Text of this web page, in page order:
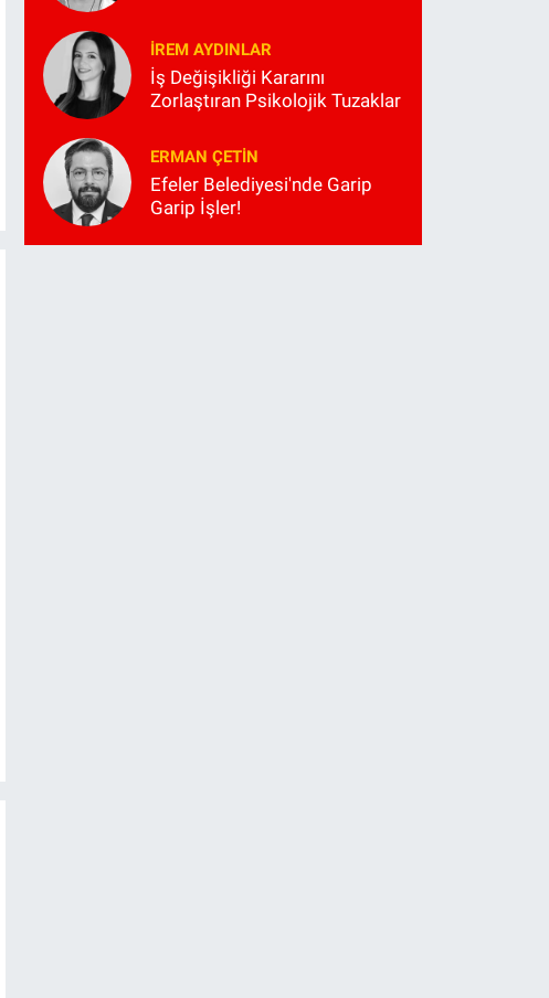
İREM AYDINLAR
İş Değişikliği Kararını
Zorlaştıran Psikolojik Tuzaklar
ERMAN ÇETIN
Efeler Belediyesi'nde Garip
Garip İşler!